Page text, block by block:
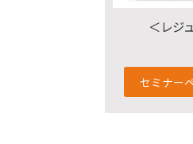
＜レジ
セミナー